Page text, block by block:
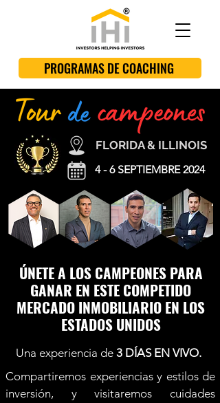
PROGRAMAS DE COACHING
FLORIDA & ILLINOIS
4 - 6 SEPTIEMBRE 2024
ÚNETE A LOS CAMPEONES PARA
GANAR EN ESTE COMPETIDO
MERCADO INMOBILIARIO EN LOS
ESTADOS UNIDOS
Una experiencia de 3 DÍAS EN VIVO.
Compartiremos experiencias y estilos de
inversión, y visitaremos cuidades